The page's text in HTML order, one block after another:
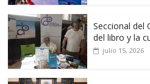
Seccional del
del libro y la
julio 15, 2026